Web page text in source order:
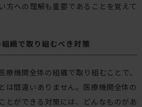
方への理解も重要であることを覚えて
織で取り組むべき対策
療機関全体の組織で取り組むことで、
は間違いありません。医療機関全体の
とができる対策には、どんなものがあ